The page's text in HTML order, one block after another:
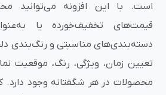
است. با این افزونه می‌توانید
قیمت‌های تخفیف‌خورده یا
دسته‌بندی‌های مناسبتی و رنگ‌بندی
تعیین زمان، ویژگی‌، رنگ، موقعیت
محصولات در هر شگفتانه وجود دارد.